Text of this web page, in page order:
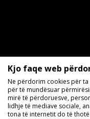
Kjo faqe web
Ne përdorim cookies për
për të mundësuar
mirë të përdoruesve,
lidhje të mediave sociale,
tona të internetit do të